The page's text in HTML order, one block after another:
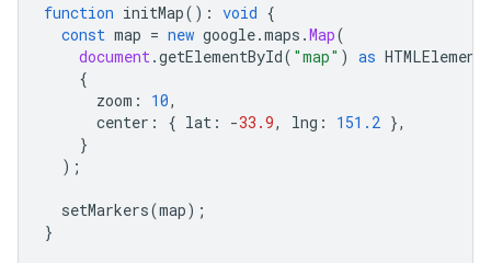
function initMap() : void {
const map = new google.maps .Map(
document .getElementById( "map" ) as HTMLElement
{
zoom : 10,
center : { lat : -33.9, lng : 151.2 },
}
);
setMarkers(map);
}